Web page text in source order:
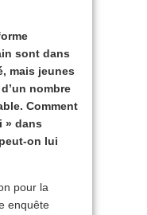
sont dans
mais jeunes
nombre
Comment
» dans
on lui
pour la
enquête